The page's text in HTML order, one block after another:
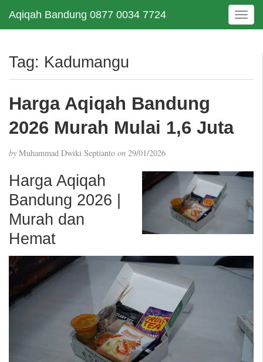
Aqiqah Bandung 0877 0034 7724
T
o
e
t
Tag: Kadumangu
Harga Aqiqah Bandung
2026 Murah Mulai 1,6 Juta
by Muhammad Dwiki Septianto on 29/01/2026
Harga Aqiqah
Bandung 2026 |
Murah dan
Hemat